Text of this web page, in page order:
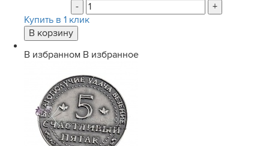
-
+
Купить в 1 клик
В избранном В избранное